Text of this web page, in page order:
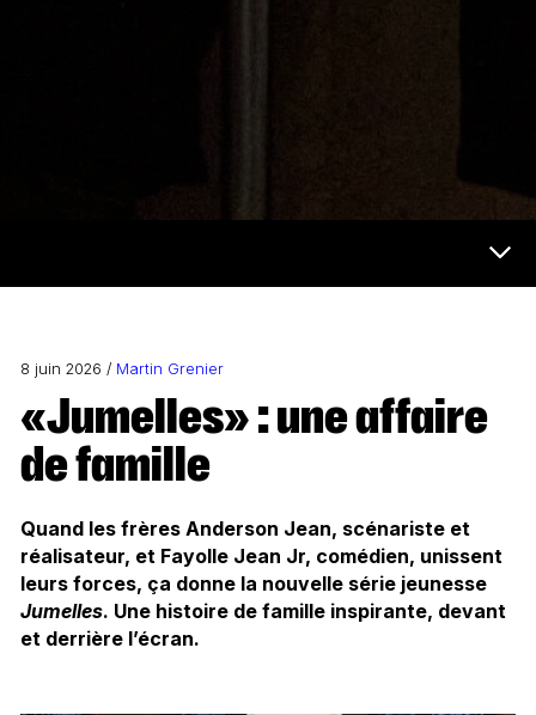
8 juin 2026 / Martin Grenier
«Jumelles» : une affaire
de famille
Quand les frères Anderson Jean, scénariste et
réalisateur, et Fayolle Jean Jr, comédien, unissent
leurs forces, ça donne la nouvelle série jeunesse
Jumelles. Une histoire de famille inspirante, devant
et derrière l’écran.